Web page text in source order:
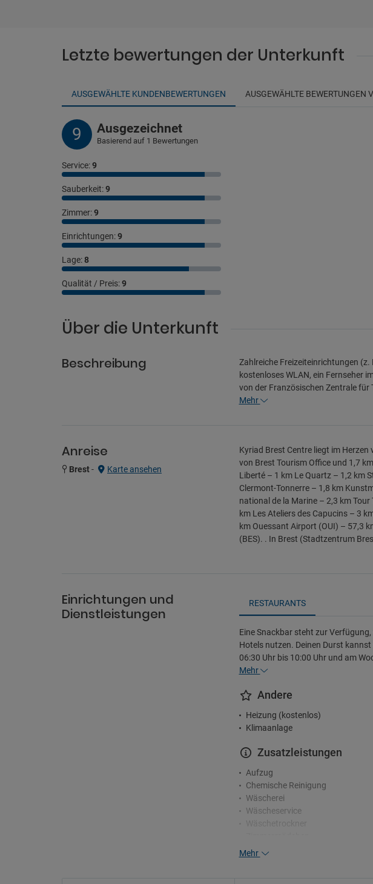
Letzte bewertungen der Unterkunft
AUSGEWÄHLTE KUNDENBEWERTUNGEN AUSGEWÄHLTE BEWERTUNGEN
9 Ausgezeichnet
Basierend auf 1 Bewertungen
Service:9
Sauberkeit:9
Zimmer:9
Einrichtungen:9
Lage:8
Qualität / Preis:9
Über die Unterkunft
Beschreibung
Zahlreiche Freizeiteinrichtungen
kostenloses WLAN, ein Fernseher
von der Französischen Zentrale für
Mehr
Anreise
Brest- Karte ansehen
Kyriad Brest Centre liegt im
von Brest Tourism Office und 1,7
Liberté – 1 km Le Quartz – 1,2 km
Clermont-Tonnerre – 1,8 km
national de la Marine – 2,3 km
km Les Ateliers des Capucins – 3
km Ouessant Airport (OUI) – 57,3
(BES). . In Brest (Stadtzentrum
Einrichtungen und
Dienstleistungen
RESTAURANTS
Eine Snackbar steht zur
Hotels nutzen. Deinen Durst
06:30 Uhr bis 10:00 Uhr und am
Mehr
Andere
Heizung (kostenlos)
Klimaanlage
Zusatzleistungen
Aufzug
Chemische Reinigung
Wäscherei
Wäscheservice
Rezeption
Mehr